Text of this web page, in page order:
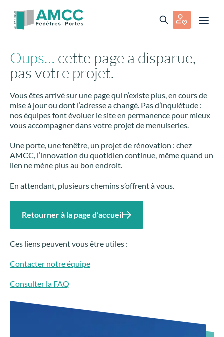
Oups… cette page a disparue,
pas votre projet.
Vous êtes arrivé sur une page qui n’existe plus, en cours de
mise à jour ou dont l’adresse a changé. Pas d’inquiétude :
nos équipes font évoluer le site en permanence pour mieux
vous accompagner dans votre projet de menuiseries.
Une porte, une fenêtre, un projet de rénovation : chez
AMCC, l’innovation du quotidien continue, même quand un
lien ne mène plus au bon endroit.
En attendant, plusieurs chemins s’offrent à vous.
Retourner à la page d’accueil
Ces liens peuvent vous être utiles :
Contacter notre équipe
Consulter la FAQ